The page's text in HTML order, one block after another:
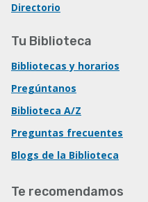
Directorio
Tu Biblioteca
Bibliotecas y horarios
Pregúntanos
Biblioteca A/Z
Preguntas frecuentes
Blogs de la Biblioteca
Te recomendamos